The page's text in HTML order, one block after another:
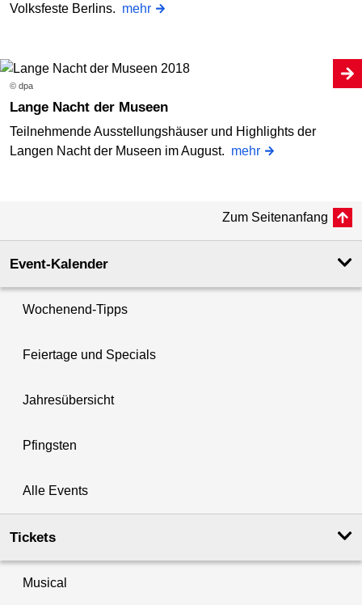
Volksfeste Berlins. mehr
© dpa
Lange Nacht der Museen
Teilnehmende Ausstellungshäuser und Highlights der
Langen Nacht der Museen im August. mehr
Zum Seitenanfang
Event-Kalender
Wochenend-Tipps
Feiertage und Specials
Jahresübersicht
Pfingsten
Alle Events
Tickets
Musical